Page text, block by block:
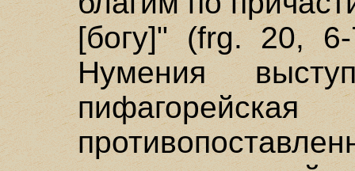
[богу]" (frg. 20,
Нумения